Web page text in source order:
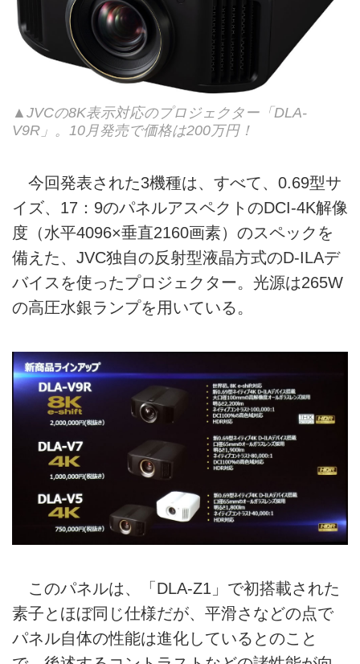
▲JVCの8K表示対応のプロジェクター「DLA-
V9R」。10月発売で価格は200万円！
今回発表された3機種は、すべて、0.69型サ
イズ、17：9のパネルアスペクトのDCI-4K解像
度（水平4096×垂直2160画素）のスペックを
備えた、JVC独自の反射型液晶方式のD-ILAデ
バイスを使ったプロジェクター。光源は265W
の高圧水銀ランプを用いている。
このパネルは、「DLA-Z1」で初搭載された
素子とほぼ同じ仕様だが、平滑さなどの点で
パネル自体の性能は進化しているとのこと